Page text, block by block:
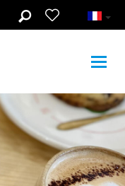
Voir les photos (5)